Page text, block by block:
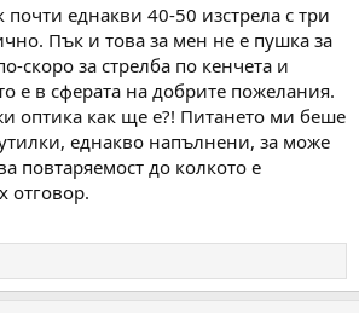
еднакви 40-50 изстрела с три
Пък и това за мен не е пушка за
скоро за стрелба по кенчета и
е в сферата на добрите пожелания.
оптика как ще е?! Питането ми беше
еднакво напълнени, за може
повтаряемост до колкото е
отговор.